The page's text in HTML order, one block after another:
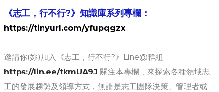
《志工，行不行?》知識庫系列專欄 ：
https://tinyurl.com/yfupqgzx
邀請你(妳)加入《志工，行不行?》Line@群組
https://lin.ee/tkmUA9J 關注本專欄，來探索各種領域志
工的發展趨勢及領導方式，無論是志工團隊決策、管理者或